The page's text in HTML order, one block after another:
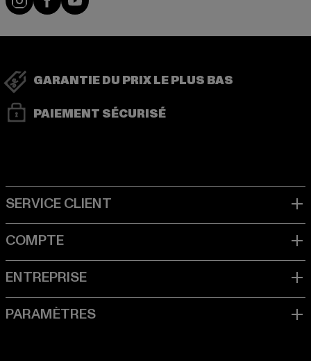
GARANTIE DU PRIX LE PLUS BAS
PAIEMENT SÉCURISÉ